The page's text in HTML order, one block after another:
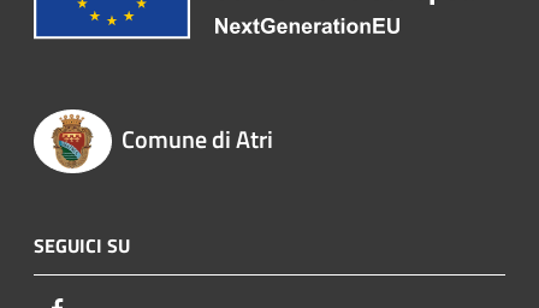
Comune di Atri
SEGUICI SU